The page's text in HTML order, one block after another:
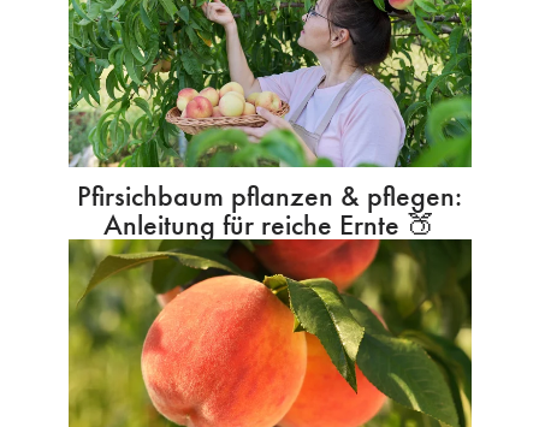
Pfirsichbaum pflanzen & pflegen:
Anleitung für reiche Ernte 🍑